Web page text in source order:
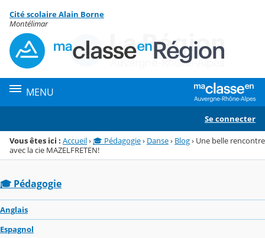
Menu de la rubrique
Contenu
Cité scolaire Alain Borne
Montélimar
MENU
Se connecter
Vous êtes ici : Accueil› 🎓 Pédagogie› Danse› Blog› Une belle rencontre
avec la cie MAZELFRETEN!
🎓 Pédagogie
Anglais
Espagnol